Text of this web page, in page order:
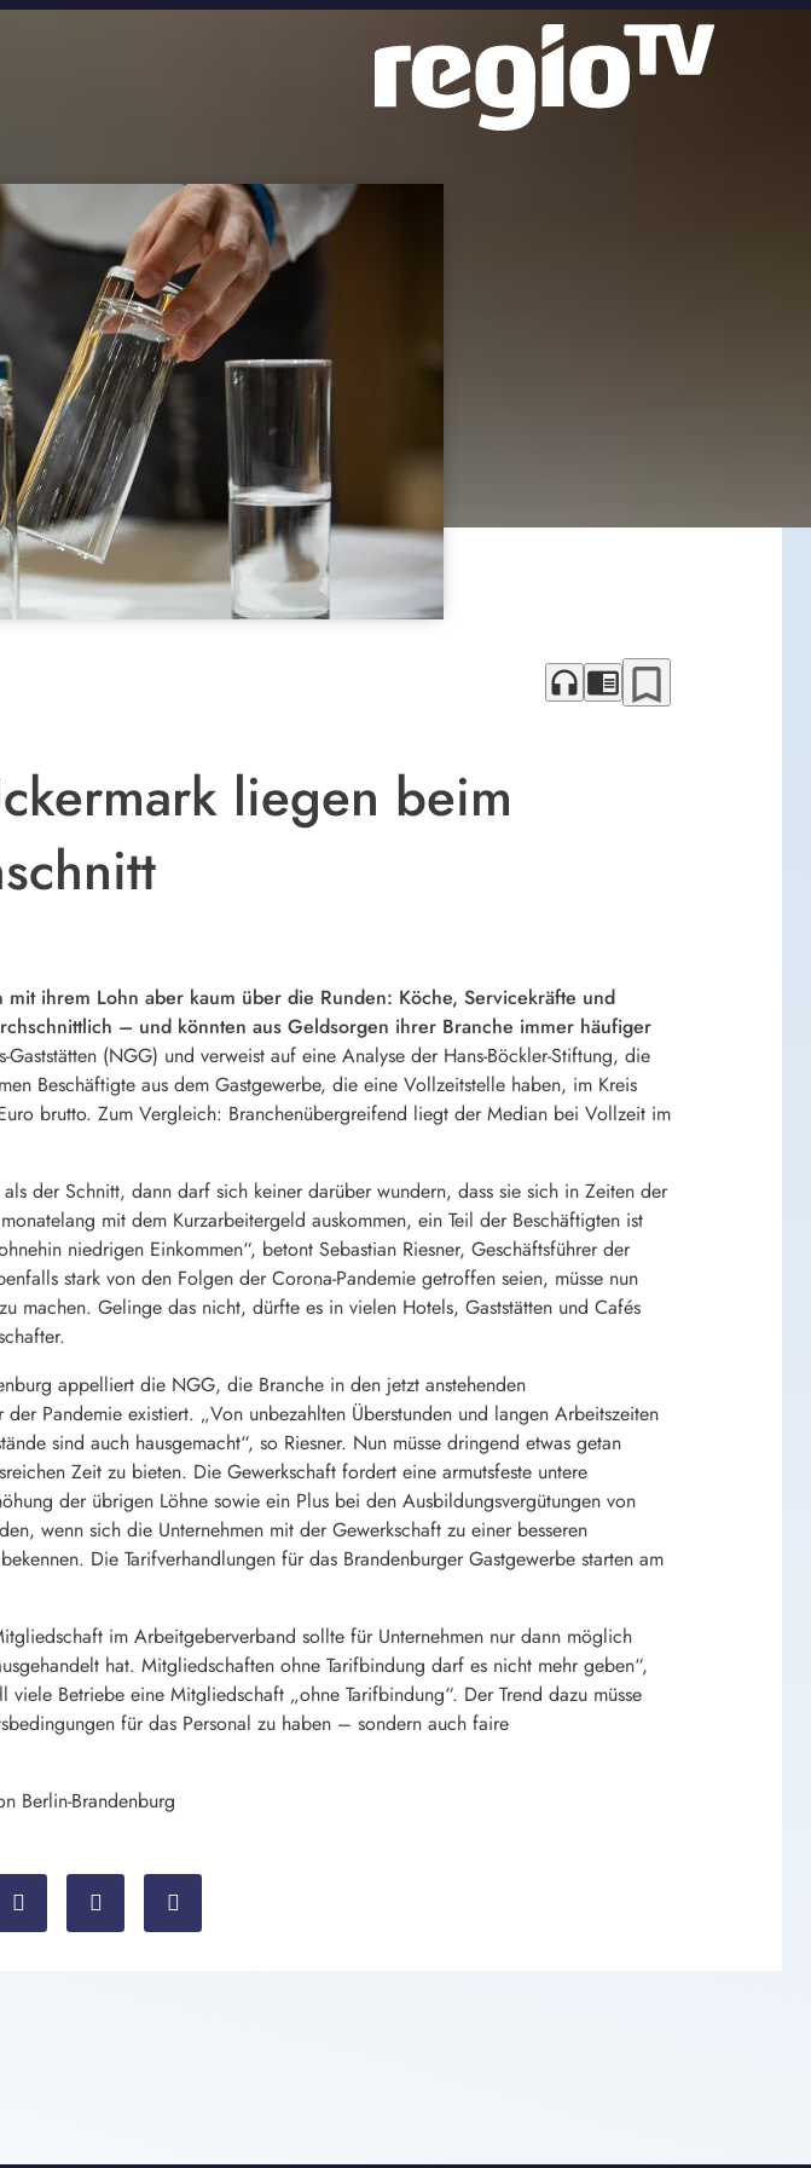
headphones chrome_reader_mode bookmark_border
liegen beim
ihrem Lohn aber kaum über die Runden: Köche, Servicekräfte und
– und könnten aus Geldsorgen ihrer Branche immer häufiger
(NGG) und verweist auf eine Analyse der Hans-Böckler-Stiftung, die
Beschäftigte aus dem Gastgewerbe, die eine Vollzeitstelle haben, im Kreis
brutto. Zum Vergleich: Branchenübergreifend liegt der Median bei Vollzeit im
der Schnitt, dann darf sich keiner darüber wundern, dass sie sich in Zeiten der
mit dem Kurzarbeitergeld auskommen, ein Teil der Beschäftigten ist
niedrigen Einkommen“, betont Sebastian Riesner, Geschäftsführer der
stark von den Folgen der Corona-Pandemie getroffen seien, müsse nun
machen. Gelinge das nicht, dürfte es in vielen Hotels, Gaststätten und Cafés
appelliert die NGG, die Branche in den jetzt anstehenden
Pandemie existiert. „Von unbezahlten Überstunden und langen Arbeitszeiten
sind auch hausgemacht“, so Riesner. Nun müsse dringend etwas getan
Zeit zu bieten. Die Gewerkschaft fordert eine armutsfeste untere
der übrigen Löhne sowie ein Plus bei den Ausbildungsvergütungen von
wenn sich die Unternehmen mit der Gewerkschaft zu einer besseren
Die Tarifverhandlungen für das Brandenburger Gastgewerbe starten am
im Arbeitgeberverband sollte für Unternehmen nur dann möglich
hat. Mitgliedschaften ohne Tarifbindung darf es nicht mehr geben“,
Betriebe eine Mitgliedschaft „ohne Tarifbindung“. Der Trend dazu müsse
für das Personal zu haben – sondern auch faire
Berlin-Brandenburg